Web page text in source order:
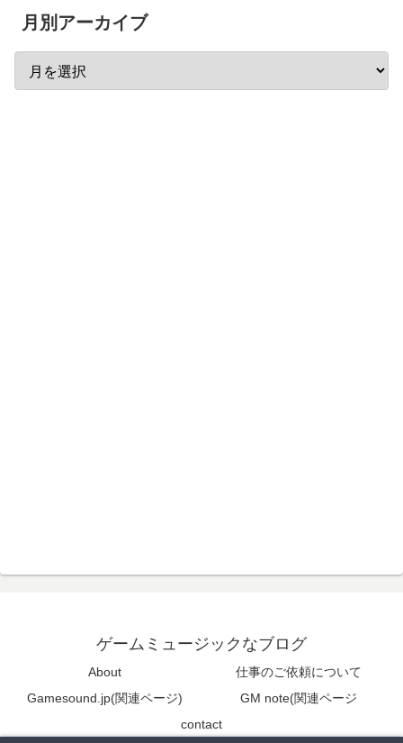
月別アーカイブ
ゲームミュージックなブログ
About
仕事のご依頼について
Gamesound.jp(関連ページ)
GM note(関連ページ
contact